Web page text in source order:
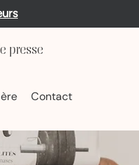
presse
Contact